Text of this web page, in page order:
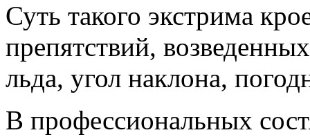
Суть такого экстрима
препятствий,
льда, угол наклона,
В профессиональных